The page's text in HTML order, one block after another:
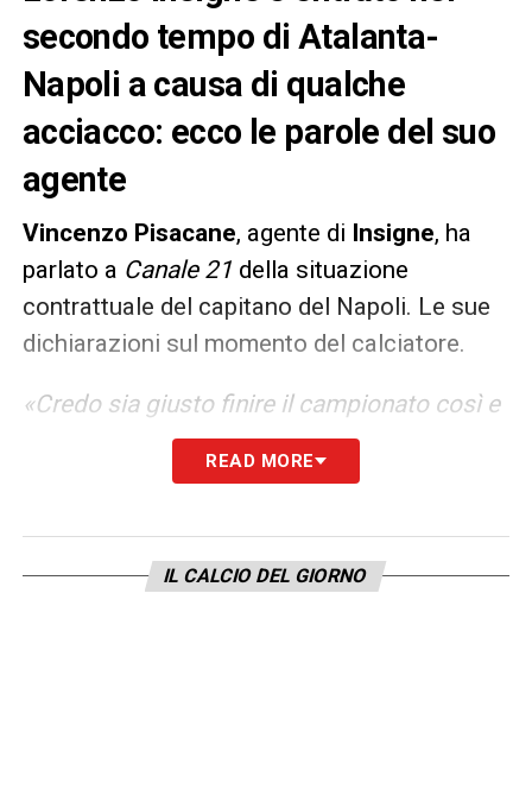
secondo tempo di Atalanta-
Napoli a causa di qualche
acciacco: ecco le parole del suo
agente
Vincenzo Pisacane, agente di Insigne, ha
parlato a Canale 21 della situazione
contrattuale del capitano del Napoli. Le sue
dichiarazioni sul momento del calciatore.
«Credo sia giusto finire il campionato così e
concentrarsi sugli obiettivi sportivi fino a
fine stagione. In fondo il contratto è in
preoccupati sicuramente di più».
READ MORE
IL CALCIO DEL GIORNO